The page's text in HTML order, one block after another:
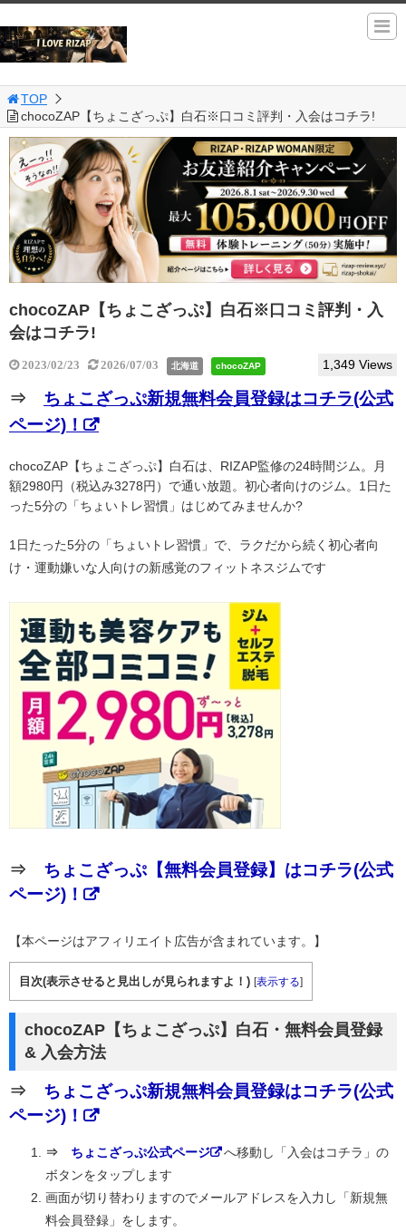
TOP
chocoZAP【ちょこざっぷ】白石※口コミ評判・入会はコチラ!
chocoZAP【ちょこざっぷ】白石※口コミ評判・入
会はコチラ!
2023/02/23 2026/07/03 北海道 chocoZAP 1,349 Views
⇒ ちょこざっぷ新規無料会員登録はコチラ(公式
ページ)！
chocoZAP【ちょこざっぷ】白石は、RIZAP監修の24時間ジム。月
額2980円（税込み3278円）で通い放題。初心者向けのジム。1日た
った5分の「ちょいトレ習慣」はじめてみませんか?
1日たった5分の「ちょいトレ習慣」で、ラクだから続く初心者向
け・運動嫌いな人向けの新感覚のフィットネスジムです
⇒ ちょこざっぷ【無料会員登録】はコチラ(公式
ページ)！
【本ページはアフィリエイト広告が含まれています。】
目次(表示させると見出しが見られますよ！) [表示する]
chocoZAP【ちょこざっぷ】白石・無料会員登録
& 入会方法
⇒ ちょこざっぷ新規無料会員登録はコチラ(公式
ページ)！
⇒ ちょこざっぷ公式ページ
へ移動し「入会はコチラ」の
ボタンをタップします
画面が切り替わりますのでメールアドレスを入力し「新規無
料会員登録」をします。